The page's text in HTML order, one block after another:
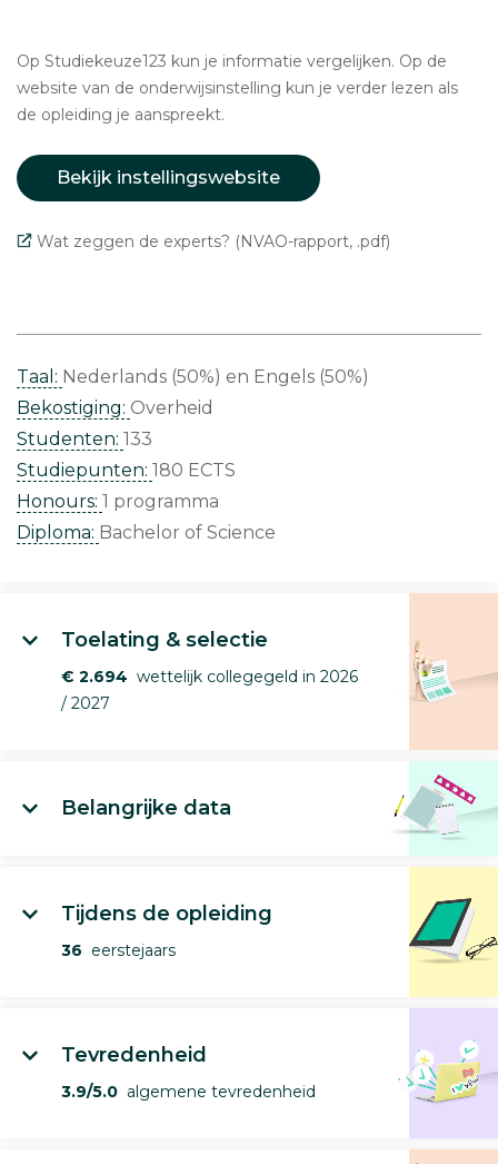
Op Studiekeuze123 kun je informatie vergelijken. Op de
website van de onderwijsinstelling kun je verder lezen als
de opleiding je aanspreekt.
Bekijk instellingswebsite
Wat zeggen de experts? (NVAO-rapport, .pdf)
Taal: Nederlands (50%)
Engels (50%)
Bekostiging: Overheid
Studenten: 133
Studiepunten: 180 ECTS
Honours: 1 programma
Diploma: Bachelor of Science
Toelating & selectie
€ 2.694 wettelijk collegegeld in 2026
/ 2027
Belangrijke data
Tijdens de opleiding
36 eerstejaars
Tevredenheid
3.9/5.0 algemene tevredenheid